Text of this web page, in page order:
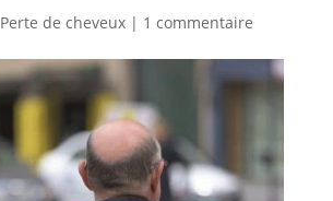
Perte de cheveux| 1 commentaire